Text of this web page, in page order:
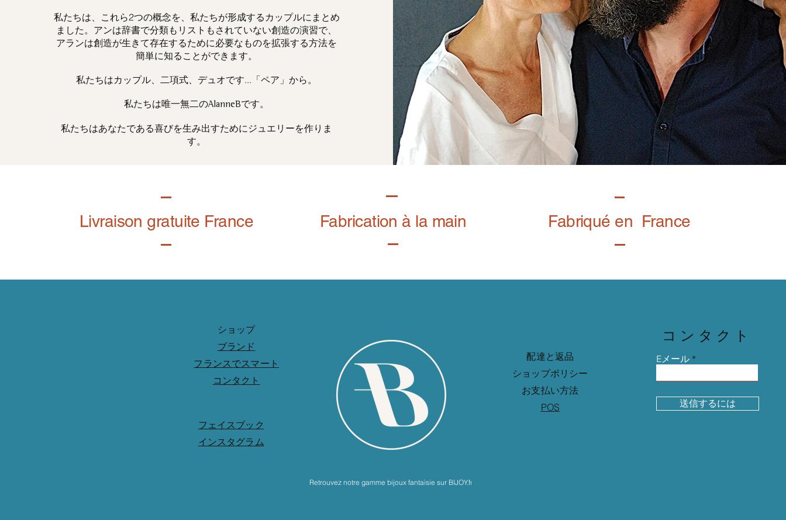
私たちは、これら2つの概念を、私たちが形成するカップルにまとめ
ました。アンは辞書で分類もリストもされていない創造の演習で、
アランは創造が生きて存在するために必要なものを拡張する方法を
簡単に知ることができます。
私たちはカップル、二項式、デュオです...「ペア」から。
私たちは唯一無二のAlanneBです。
私たちはあなたである喜びを生み出すためにジュエリーを作りま
す。
Livraison gratuite France Fabrication à la main Fabriqué en France
ショップ
ブランド
フランスでスマート
コンタクト
フェイスブック
インスタグラム
Retrouvez notre gamme bijoux fantaisie sur BIJOY.fr
配達と返品
ショップポリシー
お支払い方法
POS
コンタクト
Eメール
送信するには